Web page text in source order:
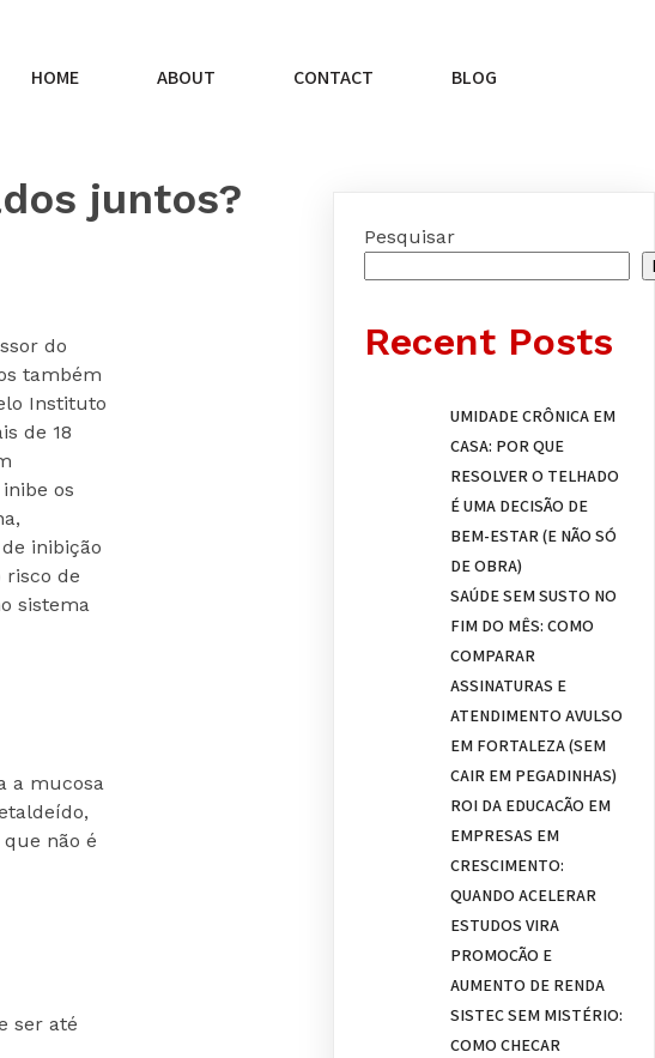
HOME ABOUT CONTACT BLOG
juntos?
do
também
Instituto
de 18
os
inibição
risco de
sistema
a mucosa
não é
ser até
Pesquisar
Recent Posts
UMIDADE CRÔNICA EM
CASA: POR QUE
RESOLVER O TELHADO
É UMA DECISÃO DE
BEM-ESTAR (E NÃO SÓ
DE OBRA)
SAÚDE SEM SUSTO NO
FIM DO MÊS: COMO
COMPARAR
ASSINATURAS E
ATENDIMENTO AVULSO
EM FORTALEZA (SEM
CAIR EM PEGADINHAS)
ROI DA EDUCAÇÃO EM
EMPRESAS EM
CRESCIMENTO:
QUANDO ACELERAR
ESTUDOS VIRA
PROMOÇÃO E
AUMENTO DE RENDA
SISTEC SEM MISTÉRIO:
COMO CHECAR